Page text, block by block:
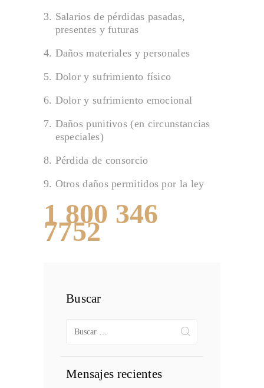
Salarios de pérdidas pasadas,
presentes y futuras
Daños materiales y personales
Dolor y sufrimiento físico
Dolor y sufrimiento emocional
Daños punitivos (en circunstancias
especiales)
Pérdida de consorcio
Otros daños permitidos por la ley
1 800 346
7752
Buscar
Mensajes recientes